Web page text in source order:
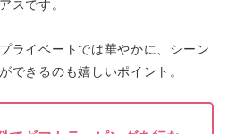
スです。
ライベートでは華やかに、シーン
できるのも嬉しいポイント。